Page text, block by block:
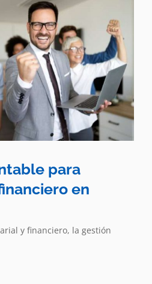
para
en
y financiero, la gestión